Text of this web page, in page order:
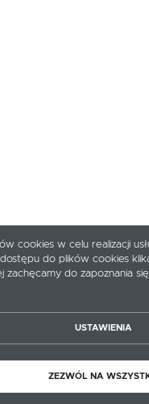
cookies w celu realizacji
do plików cookies
zachęcamy do zapoznania
USTAWIENIA
ZEZWÓL NA